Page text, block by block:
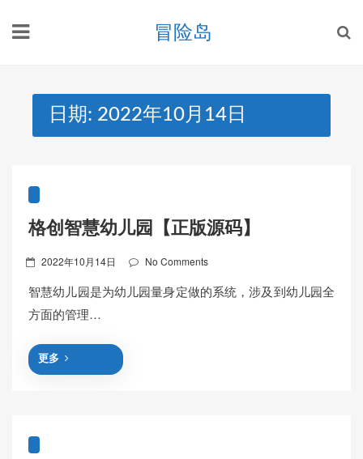
冒险岛
日期: 2022年10月14日
格创智慧幼儿园【正版源码】
Posted
2022年10月14日 No Comments
智慧幼儿园是为幼儿园量身定做的系统，涉及到幼儿园全
方面的管理…
更多